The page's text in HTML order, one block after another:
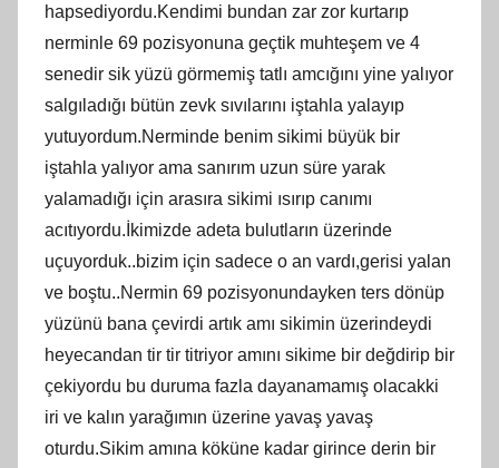
hapsediyordu.Kendimi bundan zar zor kurtarıp
nerminle 69 pozisyonuna geçtik muhteşem ve 4
senedir sik yüzü görmemiş tatlı amcığını yine yalıyor
salgıladığı bütün zevk sıvılarını iştahla yalayıp
yutuyordum.Nerminde benim sikimi büyük bir
iştahla yalıyor ama sanırım uzun süre yarak
yalamadığı için arasıra sikimi ısırıp canımı
acıtıyordu.İkimizde adeta bulutların üzerinde
uçuyorduk..bizim için sadece o an vardı,gerisi yalan
ve boştu..Nermin 69 pozisyonundayken ters dönüp
yüzünü bana çevirdi artık amı sikimin üzerindeydi
heyecandan tir tir titriyor amını sikime bir değdirip bir
çekiyordu bu duruma fazla dayanamamış olacakki
iri ve kalın yarağımın üzerine yavaş yavaş
oturdu.Sikim amına köküne kadar girince derin bir